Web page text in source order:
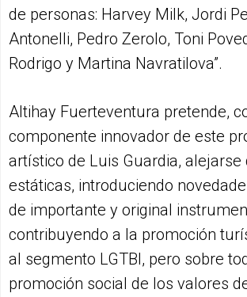
de personas: Harvey Milk, Jordi
Antonelli, Pedro Zerolo, Toni
Rodrigo y Martina Navratilova”.
Altihay Fuerteventura pretende,
componente innovador de este
artístico de Luis Guardia, alejarse
estáticas, introduciendo
de importante y original
contribuyendo a la promoción
al segmento LGTBI, pero sobre
promoción social de los valores